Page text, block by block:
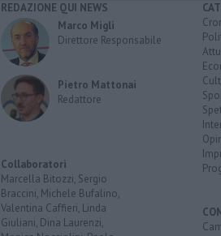
REDAZIONE QUI NEWS
Marco Migli
Direttore Responsabile
Pietro Mattonai
Redattore
Collaboratori
Marcella Bitozzi, Sergio
Braccini, Michele Bufalino,
Valentina Caffieri, Linda
Giuliani, Dina Laurenzi,